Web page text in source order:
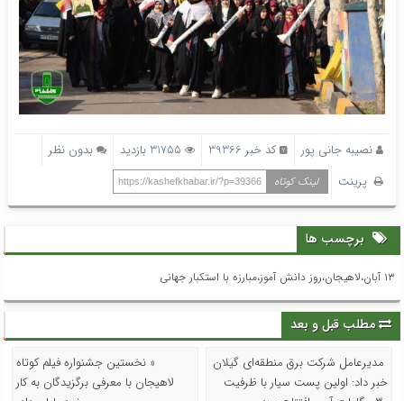
نصیبه جانی پور کد خبر 39366 31755 بازدید
بدون نظر
پرینت
لینک کوتاه https://kashefkhabar.ir/?p=39366
برچسب ها
۱۳ آبان،لاهیجان،روز دانش آموز،مبارزه با استکبار جهانی
مطلب قبل و بعد
مدیرعامل شرکت برق منطقه‌ای گیلان
خبر داد: اولین پست سیار با ظرفیت
« نخستین جشنواره فیلم کوتاه
لاهیجان با معرفی برگزیدگان به کار